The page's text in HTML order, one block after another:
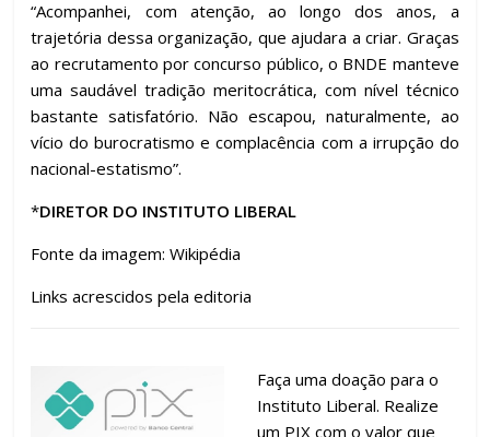
“Acompanhei, com atenção, ao longo dos anos, a
trajetória dessa organização, que ajudara a criar. Graças
ao recrutamento por concurso público, o BNDE manteve
uma saudável tradição meritocrática, com nível técnico
bastante satisfatório. Não escapou, naturalmente, ao
vício do burocratismo e complacência com a irrupção do
nacional-estatismo”.
*DIRETOR DO INSTITUTO LIBERAL
Fonte da imagem: Wikipédia
Links acrescidos pela editoria
Faça uma doação para o
Instituto Liberal. Realize
um PIX com o valor que